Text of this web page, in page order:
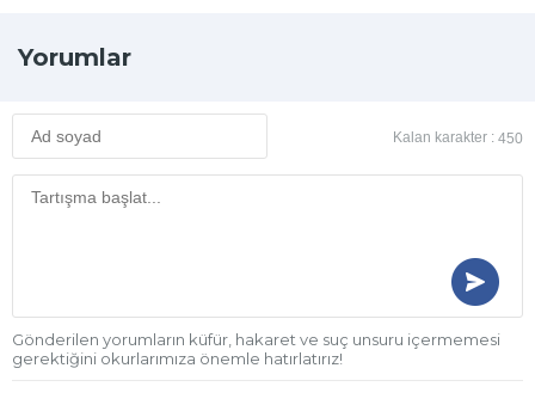
Yorumlar
Kalan karakter : 450
Gönderilen yorumların küfür, hakaret ve suç unsuru içermemesi
gerektiğini okurlarımıza önemle hatırlatırız!